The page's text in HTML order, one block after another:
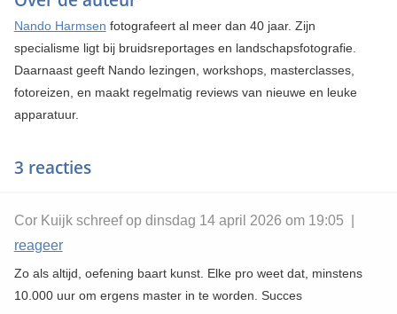
Nando Harmsen fotografeert al meer dan 40 jaar. Zijn
specialisme ligt bij bruidsreportages en landschapsfotografie.
Daarnaast geeft Nando lezingen, workshops, masterclasses,
fotoreizen, en maakt regelmatig reviews van nieuwe en leuke
apparatuur.
3 reacties
Cor Kuijk schreef op dinsdag 14 april 2026 om 19:05 |
reageer
Zo als altijd, oefening baart kunst. Elke pro weet dat, minstens
10.000 uur om ergens master in te worden. Succes